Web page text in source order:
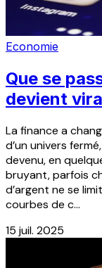
Economie
Que se
devient
La finance a
d’un univers
devenu, en
bruyant, parfois
d’argent ne se
courbes de c...
15 juil. 2025